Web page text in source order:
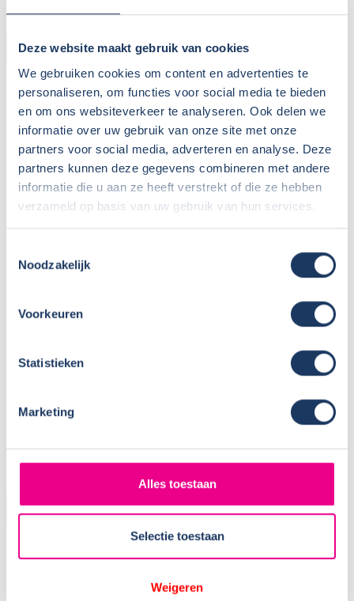
Deze website maakt gebruik van cookies
We gebruiken cookies om content en advertenties te
personaliseren, om functies voor social media te bieden
en om ons websiteverkeer te analyseren. Ook delen we
informatie over uw gebruik van onze site met onze
partners voor social media, adverteren en analyse. Deze
partners kunnen deze gegevens combineren met andere
informatie die u aan ze heeft verstrekt of die ze hebben
verzameld op basis van uw gebruik van hun services.
Noodzakelijk
Voorkeuren
Statistieken
Marketing
Alles toestaan
Selectie toestaan
Weigeren
CAMPER
Bouwjaar:
Bus 2022 - inbouw 2026
Onderstel:
Volkswagen Transporter
Motor:
84 pk
Versnellingen:
6
Gewicht leeg:
2100 kg
Max. gewicht:
2600 kg
Rijbewijs:
B
Transmissie:
Handgeschakeld
Zitplaatsen met gordel:
Aantal slaapplaatsen:
AFMETINGEN
195 cm